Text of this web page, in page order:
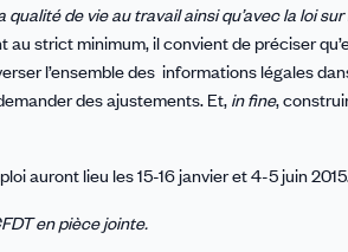
de vie au travail ainsi qu’avec la loi
au strict minimum, il convient de préciser
l’ensemble des informations légales
des ajustements. Et, in fine,
auront lieu les 15-16 janvier et 4-5 juin
en pièce jointe.